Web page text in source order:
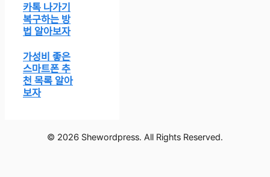
카톡 나가기
복구하는 방
법 알아보자
가성비 좋은
스마트폰 추
천 목록 알아
보자
© 2026 Shewordpress. All Rights Reserved.